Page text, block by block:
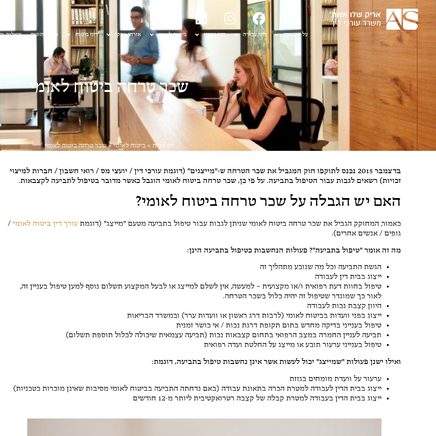
על המשרד דיני עבודה דיני נזיקין ביטוח לאומי אזרחי עסקי דיני ביטוח מן העיתונות שאלות
שכר טרחה ביטוח לאומי
דף הבית»ביטוח לאומי»שכר טרחה ביטוח לאומי
בדצמבר 2015 נכנס לתוקפו חוק המגביל את שכר הטרחה ש-"מייצגים" (דוגמת עורכי דין / יועצי מס / רואי חשבון / חברות למיצוי
זכויות) רשאים לגבות עבור הטיפול בתביעה. על פי כן, שכר טרחה ביטוח לאומי הוגבל כאשר מדובר בטיפול לתביעה לקצבאות.
האם יש הגבלה על שכר טרחה ביטוח לאומי?
כאמור, המחוקק הגביל את שכר טרחה ביטוח לאומי שניתן לגבות עבור טיפול בתביעה מטעם "מייצג" (דוגמת עורך דין ביטוח לאומי /
גופים / אנשים אחרים).
מה זה אומר "טיפול בתביעה"? פעולות הנחשבות כטיפול בתביעה הינן:
הגשת התביעה וכל מה שנובע מתהליך זה
ייצוג בבית דין לעבודה
טיפול בחוות דעת רפואית ו/או מקצועית – למעשה, אין לשלם למייצג או לבעל המקצוע תשלום נוסף למען טיפול בעניין זה,
לאור כך שמוגדר שטיפול זה יהיה כלול בשכר הטרחה.
היוון קצבת נכות לעבודה
ייצוג בפני וועדות בביטוח לאומי (לרבות דרג ראשון או וועדות ערר) ובמשרד הבריאות
טיפול בענייני בדיקה מחדש בתום תקופת דרגת נכות / אי כושר זמנית
תביעה לעניין החמרה במצב הרפואי בתחום קצבאות נכות (תביעה עצמאית שיכולה לכלול תוספת תשלום)
טיפול בענייני ערעור תובע או מייצג על החלטת ועדה רפואית
ואילו ישנן פעולות "שמייצג" יכול לעשות אשר אינן נחשבות טיפול בתביעה, דוגמת:
ערעור על וועדת מומחים בגזזת
ייצוג בבית הדין לעבודה למטרת הכרה בתאונת עבודה (באם נדחתה התביעה בביטוח לאומי מסיבות שאינן מוכרות כטכניות)
ייצוג בבית הדין בעבודה למטרת קבלה של קצבה רטרואקטיבית ליותר מ-12 חודשים
Barak Topaz
ברצון ובמקצועיות.
שי חיון